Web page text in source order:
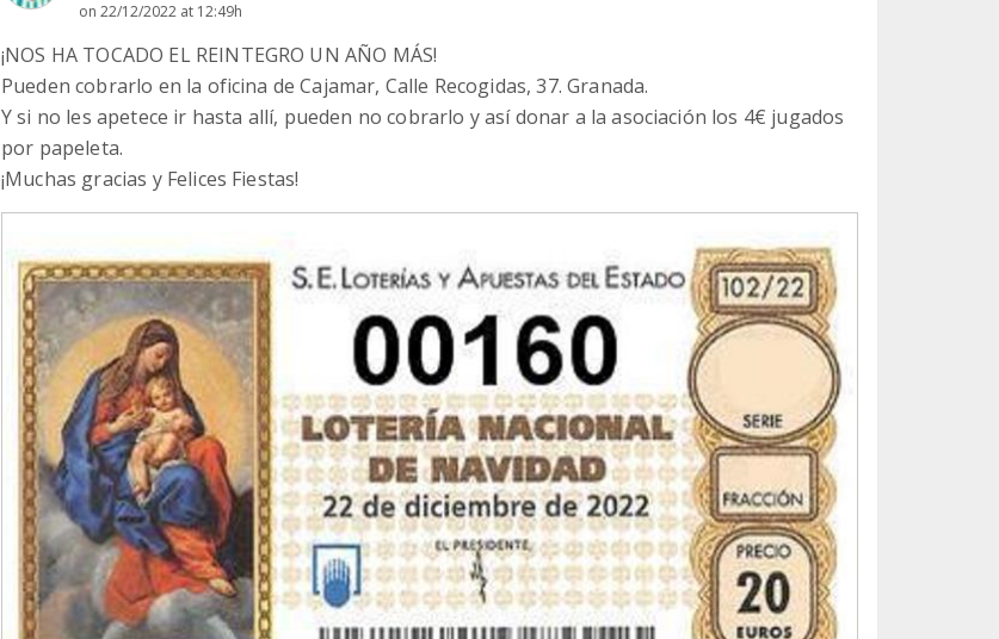
on 22/12/2022 at 12:49h
¡NOS HA TOCADO EL REINTEGRO UN AÑO MÁS!
Pueden cobrarlo en la oficina de Cajamar, Calle Recogidas, 37. Granada.
Y si no les apetece ir hasta allí, pueden no cobrarlo y así donar a la asociación los 4€ jugados
por papeleta.
¡Muchas gracias y Felices Fiestas!